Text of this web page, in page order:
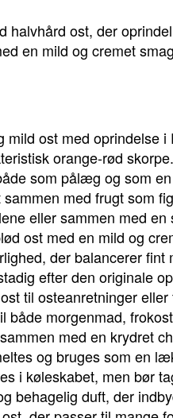
halvhård ost, der
en mild og cremet
mild ost med oprindelse i
orange-rød skorpe.
som pålæg og som
med frugt som
eller sammen med
ost med en mild og
der balancerer fint
efter den originale
til osteanretninger eller
både morgenmad,
med en krydret
og bruges som en
i køleskabet, men bør
behagelig duft, der